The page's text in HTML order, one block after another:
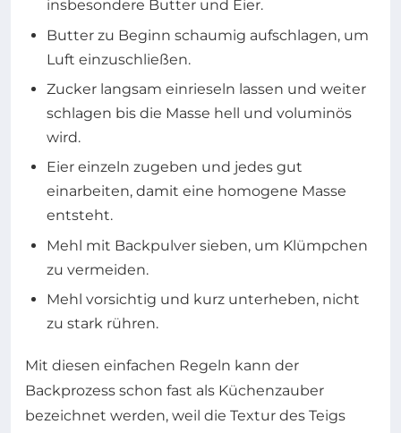
insbesondere Butter und Eier.
Butter zu Beginn schaumig aufschlagen, um
Luft einzuschließen.
Zucker langsam einrieseln lassen und weiter
schlagen bis die Masse hell und voluminös
wird.
Eier einzeln zugeben und jedes gut
einarbeiten, damit eine homogene Masse
entsteht.
Mehl mit Backpulver sieben, um Klümpchen
zu vermeiden.
Mehl vorsichtig und kurz unterheben, nicht
zu stark rühren.
Mit diesen einfachen Regeln kann der
Backprozess schon fast als Küchenzauber
bezeichnet werden, weil die Textur des Teigs